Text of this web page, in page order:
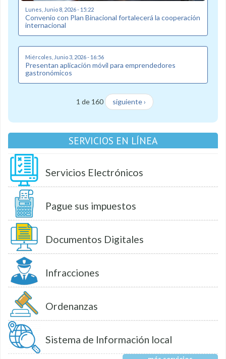
Lunes, Junio 8, 2026 - 15:22
Convenio con Plan Binacional fortalecerá la cooperación
internacional
Miércoles, Junio 3, 2026 - 16:56
Presentan aplicación móvil para emprendedores
gastronómicos
1 de 160 siguiente ›
SERVICIOS EN LÍNEA
Servicios Electrónicos
Pague sus impuestos
Documentos Digitales
Infracciones
Ordenanzas
Sistema de Información local